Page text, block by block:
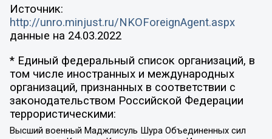
Источник:
http://unro.minjust.ru/NKOForeignAgent.aspx
данные на 24.03.2022
* Единый федеральный список организаций, в
том числе иностранных и международных
организаций, признанных в соответствии с
законодательством Российской Федерации
террористическими:
Высший военный Маджлисуль Шура Объединенных сил